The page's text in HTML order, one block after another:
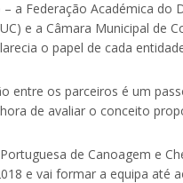
a Federação Académica do
e a Câmara Municipal de
o papel de cada
entre os parceiros é um
de avaliar o conceito
de Canoagem e
e vai formar a equipa